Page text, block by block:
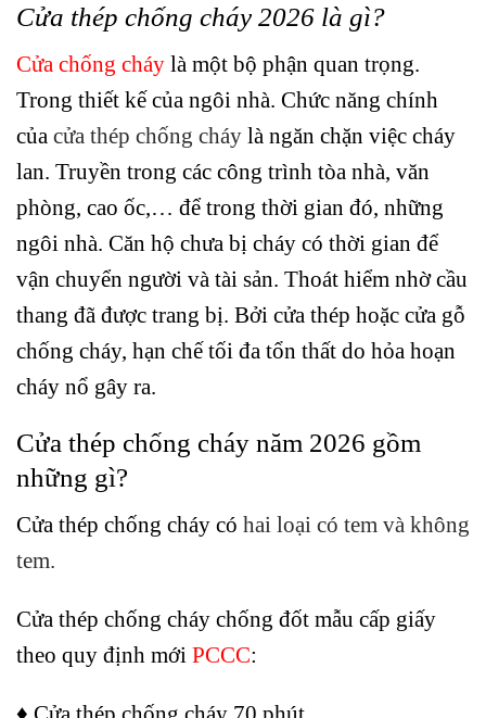
Cửa thép chống cháy 2026 là gì?
Cửa chống cháy là một bộ phận quan trọng.
Trong thiết kế của ngôi nhà. Chức năng chính
của cửa thép chống cháy là ngăn chặn việc cháy
lan. Truyền trong các công trình tòa nhà, văn
phòng, cao ốc,… để trong thời gian đó, những
ngôi nhà. Căn hộ chưa bị cháy có thời gian để
vận chuyển người và tài sản. Thoát hiểm nhờ cầu
thang đã được trang bị. Bởi cửa thép hoặc cửa gỗ
chống cháy, hạn chế tối đa tổn thất do hỏa hoạn
cháy nổ gây ra.
Cửa thép chống cháy năm 2026 gồm
những gì?
Cửa thép chống cháy có hai loại có tem và không
tem.
Cửa thép chống cháy chống đốt mẫu cấp giấy
theo quy định mới PCCC:
♦ Cửa thép chống cháy 70 phút.